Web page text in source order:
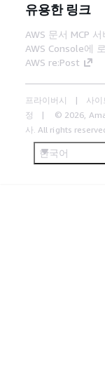
유용한 링크
AWS 문서 MCP
AWS Console에
AWS re:Post
프라이버시 사
정
© 2026,
사. All rights
한국어